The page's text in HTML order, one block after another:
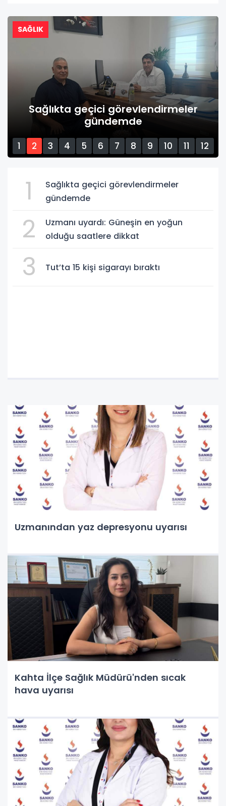
SAĞLIK
Sağlıkta geçici görevlendirmeler
gündemde
1 2 3 4 5 6 7 8 9 10 11
12
1
Sağlıkta geçici görevlendirmeler
gündemde
2
Uzmanı uyardı: Güneşin en yoğun
olduğu saatlere dikkat
3 Tut’ta 15 kişi sigarayı bıraktı
Uzmanından yaz depresyonu uyarısı
Kahta İlçe Sağlık Müdürü'nden sıcak
hava uyarısı